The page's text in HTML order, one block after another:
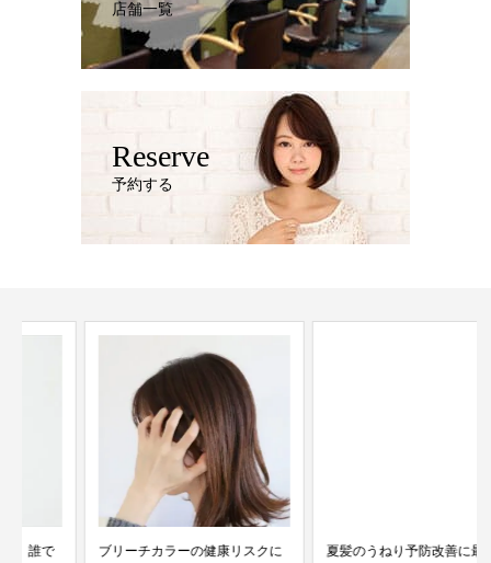
店舗一覧
Reserve
予約する
ブリーチカラーの健康リスクに
夏髪のうねり予防改善に最適な